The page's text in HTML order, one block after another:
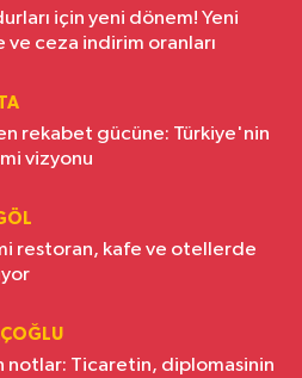
için yeni dönem! Yeni
ve ceza indirim oranları
rekabet gücüne: Türkiye'nin
vizyonu
restoran, kafe ve otellerde
notlar: Ticaretin, diplomasinin